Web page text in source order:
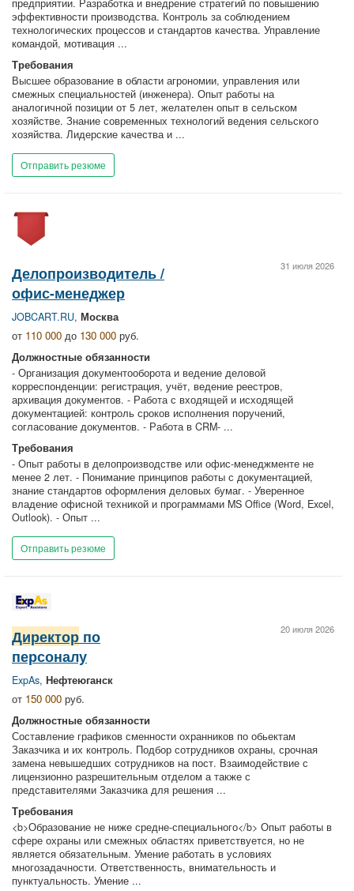
предприятии. Разработка и внедрение стратегий по повышению
эффективности производства. Контроль за соблюдением
технологических процессов и стандартов качества. Управление
командой, мотивация ...
Требования
Высшее образование в области агрономии, управления или
смежных специальностей (инженера). Опыт работы на
аналогичной позиции от 5 лет, желателен опыт в сельском
хозяйстве. Знание современных технологий ведения сельского
хозяйства. Лидерские качества и ...
Отправить резюме
31 июля 2026
Делопроизводитель /
офис-менеджер
JOBCART.RU, Москва
от 110 000 до 130 000 руб.
Должностные обязанности
- Организация документооборота и ведение деловой
корреспонденции: регистрация, учёт, ведение реестров,
архивация документов. - Работа с входящей и исходящей
документацией: контроль сроков исполнения поручений,
согласование документов. - Работа в CRM- ...
Требования
- Опыт работы в делопроизводстве или офис-менеджменте не
менее 2 лет. - Понимание принципов работы с документацией,
знание стандартов оформления деловых бумаг. - Уверенное
владение офисной техникой и программами MS Office (Word, Excel,
Outlook). - Опыт ...
Отправить резюме
20 июля 2026
Директор по
персоналу
ExpAs, Нефтеюганск
от 150 000 руб.
Должностные обязанности
Составление графиков сменности охранников по обьектам
Заказчика и их контроль. Подбор сотрудников охраны, срочная
замена невышедших сотрудников на пост. Взаимодействие с
лицензионно разрешительным отделом а также с
представителями Заказчика для решения ...
Требования
<b>Образование не ниже средне-специального</b> Опыт работы в
сфере охраны или смежных областях приветствуется, но не
является обязательным. Умение работать в условиях
многозадачности. Ответственность, внимательность и
пунктуальность. Умение ...